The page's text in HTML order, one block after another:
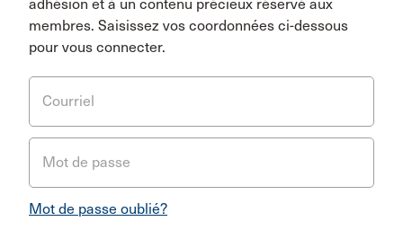
adhésion et à un contenu précieux réservé aux
membres. Saisissez vos coordonnées ci-dessous
pour vous connecter.
Courriel
Mot de passe
Mot de passe oublié?